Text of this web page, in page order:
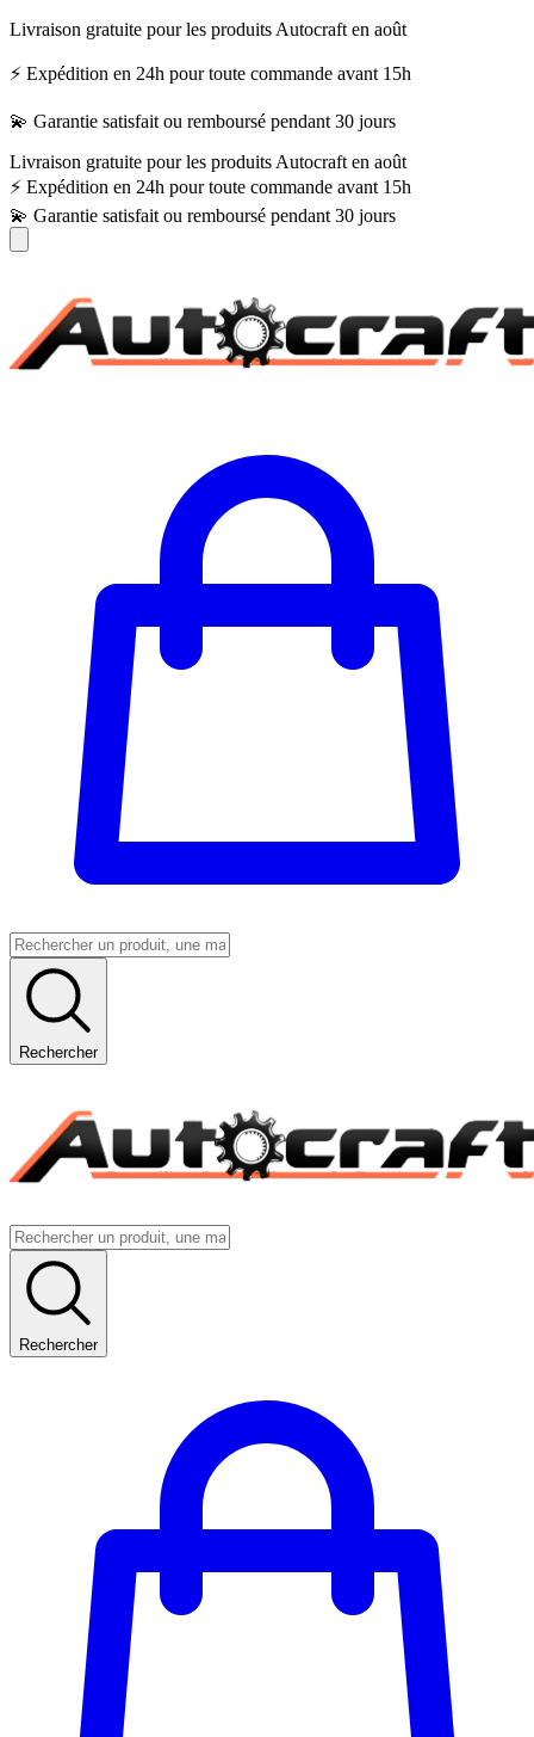
Livraison gratuite pour les produits Autocraft en août
⚡ Expédition en 24h pour toute commande avant 15h
💫 Garantie satisfait ou remboursé pendant 30 jours
Livraison gratuite pour les produits Autocraft en août
⚡ Expédition en 24h pour toute commande avant 15h
💫 Garantie satisfait ou remboursé pendant 30 jours
Rechercher
Rechercher